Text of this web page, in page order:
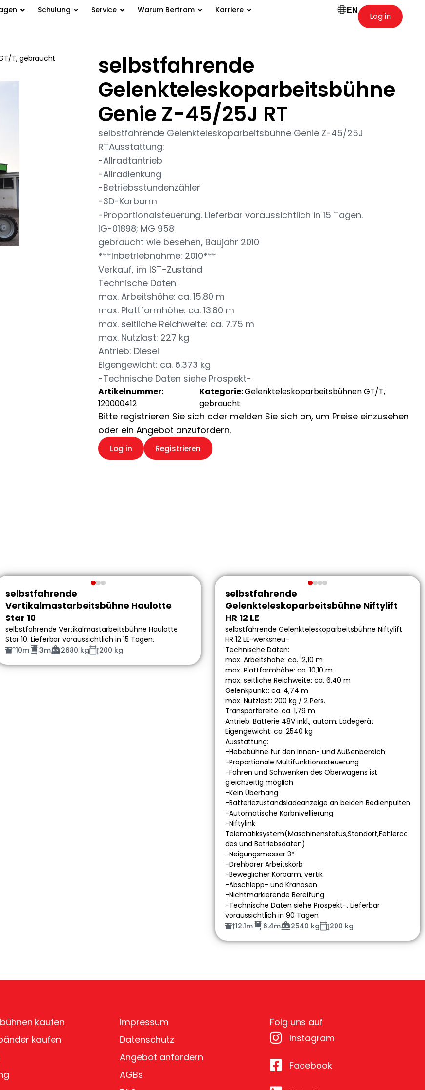
Schulung Service Warum Bertram
Karriere
EN
Log in
T, gebraucht
selbstfahrende
Gelenkteleskoparbeitsbühne
Genie Z-45/25J RT
selbstfahrende Gelenkteleskoparbeitsbühne Genie Z-45/25J
RTAusstattung:
-Allradtantrieb
-Allradlenkung
-Betriebsstundenzähler
-3D-Korbarm
-Proportionalsteuerung. Lieferbar voraussichtlich in 15 Tagen.
IG-01898; MG 958
gebraucht wie besehen, Baujahr 2010
***Inbetriebnahme: 2010***
Verkauf, im IST-Zustand
Technische Daten:
max. Arbeitshöhe: ca. 15.80 m
max. Plattformhöhe: ca. 13.80 m
max. seitliche Reichweite: ca. 7.75 m
max. Nutzlast: 227 kg
Antrieb: Diesel
Eigengewicht: ca. 6.373 kg
-Technische Daten siehe Prospekt-
Artikelnummer:
120000412
Kategorie:Gelenkteleskoparbeitsbühnen GT/T,
gebraucht
Bitte registrieren Sie sich oder melden Sie sich an, um Preise einzusehen
oder ein Angebot anzufordern.
Log in Registrieren
selbstfahrende
Vertikalmastarbeitsbühne Haulotte
Star 10
selbstfahrende Vertikalmastarbeitsbühne Haulotte
Star 10. Lieferbar voraussichtlich in 15 Tagen.
10m
3m 2680 kg 200 kg
selbstfahrende
Gelenkteleskoparbeitsbühne Niftylift
HR 12 LE
selbstfahrende Gelenkteleskoparbeitsbühne Niftylift
HR 12 LE-werksneu-
Technische Daten:
max. Arbeitshöhe: ca. 12,10 m
max. Plattformhöhe: ca. 10,10 m
max. seitliche Reichweite: ca. 6,40 m
Gelenkpunkt: ca. 4,74 m
max. Nutzlast: 200 kg / 2 Pers.
Transportbreite: ca. 1,79 m
Antrieb: Batterie 48V inkl., autom. Ladegerät
Eigengewicht: ca. 2540 kg
Ausstattung:
-Hebebühne für den Innen- und Außenbereich
-Proportionale Multifunktionssteuerung
-Fahren und Schwenken des Oberwagens ist
gleichzeitig möglich
-Kein Überhang
-Batteriezustandsladeanzeige an beiden Bedienpulten
-Automatische Korbnivellierung
-Niftylink
Telematiksystem(Maschinenstatus,Standort,Fehlerco
des und Betriebsdaten)
-Neigungsmesser 3°
-Drehbarer Arbeitskorb
-Beweglicher Korbarm, vertik
-Abschlepp- und Kranösen
-Nichtmarkierende Bereifung
-Technische Daten siehe Prospekt-. Lieferbar
voraussichtlich in 90 Tagen.
12.1m
6.4m 2540 kg 200 kg
kaufen
kaufen
Impressum
Datenschutz
Angebot anfordern
AGBs
Folg uns auf
Instagram
Facebook